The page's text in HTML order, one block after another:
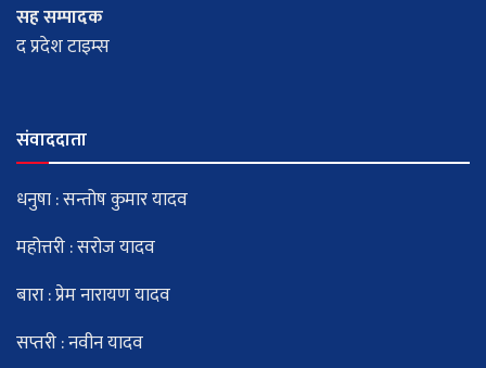
सह सम्पादक
द प्रदेश टाइम्स
संवाददाता
धनुषा : सन्तोष कुमार यादव
महोत्तरी : सरोज यादव
बारा : प्रेम नारायण यादव
सप्तरी : नवीन यादव